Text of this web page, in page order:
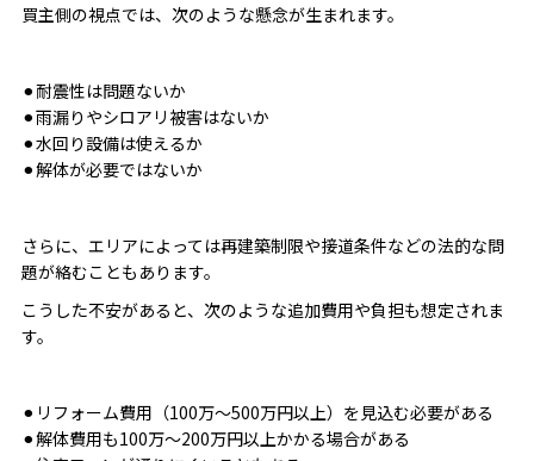
買主側の視点では、次のような懸念が生まれます。
⚫︎耐震性は問題ないか
⚫︎雨漏りやシロアリ被害はないか
⚫︎水回り設備は使えるか
⚫︎解体が必要ではないか
さらに、エリアによっては再建築制限や接道条件などの法的な問
題が絡むこともあります。
こうした不安があると、次のような追加費用や負担も想定されま
す。
⚫︎リフォーム費用（100万〜500万円以上）を見込む必要がある
⚫︎解体費用も100万〜200万円以上かかる場合がある